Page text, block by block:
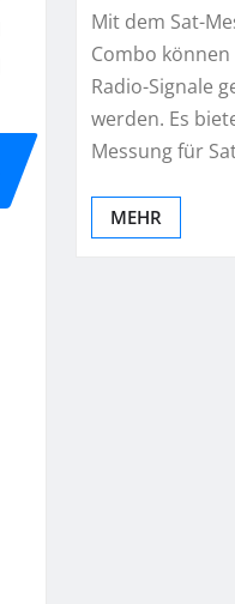
Mit dem Sat-
Combo
Radio-Signale
werden. Es
Messung für
MEHR